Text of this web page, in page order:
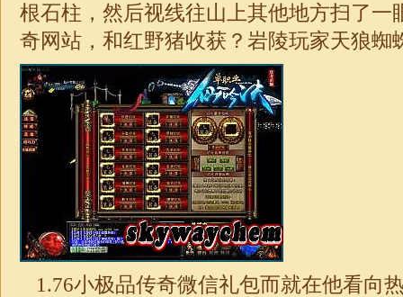
根石柱，然后视线往山上其他地方扫了一
奇网站，和红野猪收获？岩陵玩家天狼蜘
1.76小极品传奇微信礼包而就在他看向